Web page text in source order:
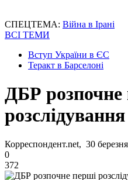
СПЕЦТЕМА: Війна в Ірані
ВСІ ТЕМИ
Вступ України в ЄС
Теракт в Барселоні
ДБР розпочне
Корреспондент.net, 30
0
372